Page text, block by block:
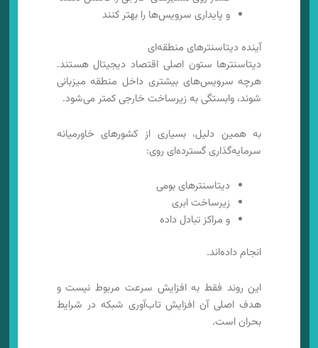
و پایداری سرویس‌ها را بهتر کنند
آینده دیتاسنترهای منطقه‌ای
دیتاسنترها ستون اصلی اقتصاد دیجیتال هستند.
هرچه سرویس‌های بیشتری داخل منطقه میزبانی
شوند، وابستگی به زیرساخت خارجی کمتر می‌شود.
به همین دلیل، بسیاری از کشورهای خاورمیانه
سرمایه‌گذاری گسترده‌ای روی:
دیتاسنترهای بومی
زیرساخت ابری
و مراکز تبادل داده
انجام داده‌اند.
این روند فقط به افزایش سرعت مربوط نیست و
هدف اصلی آن افزایش تاب‌آوری شبکه در شرایط
بحران است.